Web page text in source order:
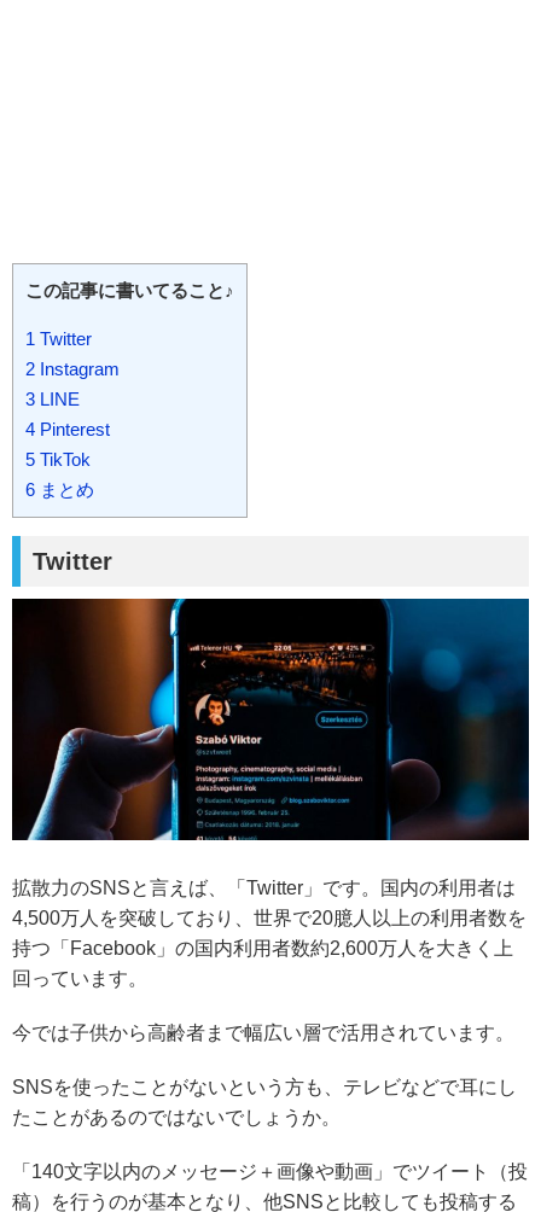
この記事に書いてること♪
1 Twitter
2 Instagram
3 LINE
4 Pinterest
5 TikTok
6 まとめ
Twitter
拡散力のSNSと言えば、「Twitter」です。国内の利用者は
4,500万人を突破しており、世界で20臆人以上の利用者数を
持つ「Facebook」の国内利用者数約2,600万人を大きく上
回っています。
今では子供から高齢者まで幅広い層で活用されています。
SNSを使ったことがないという方も、テレビなどで耳にし
たことがあるのではないでしょうか。
「140文字以内のメッセージ＋画像や動画」でツイート（投
稿）を行うのが基本となり、 他SNSと比較しても投稿する